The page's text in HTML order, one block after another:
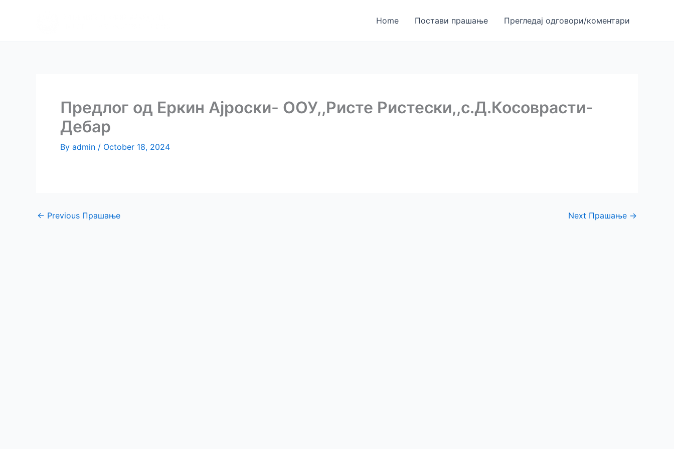
Home Постави прашање Прегледај одгoвори/коментари
Предлог од Еркин Ајроски- ООУ,,Ристе Ристески,,с.Д.Косоврасти-
Дебар
By admin / October 18, 2024
← Previous Прашање Next Прашање →